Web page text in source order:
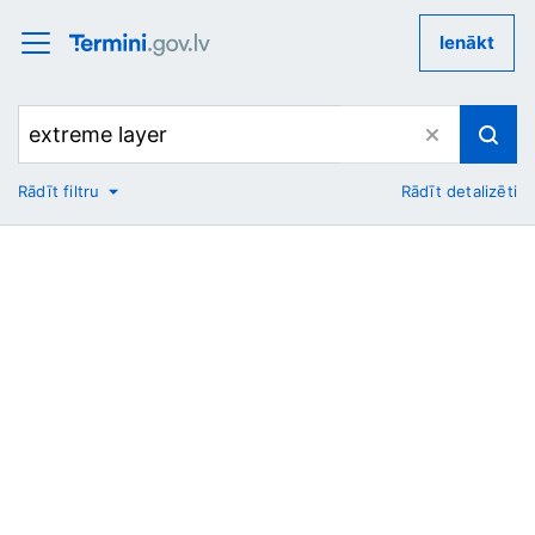
Ienākt
No
Rādīt filtru Rādīt detalizēti